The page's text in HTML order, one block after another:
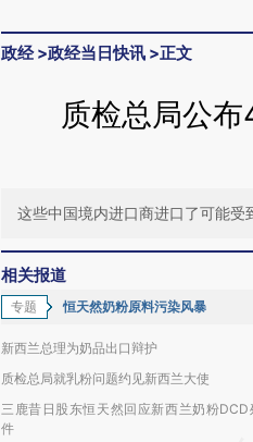
政经>政经当日快讯 >正文
质检总局公
这些中国境内进口商进口了可能
相关报道
专题 恒天然奶粉原料污染风暴
新西兰总理为奶品出口辩护
质检总局就乳粉问题约见新西兰大使
三鹿昔日股东恒天然回应新西兰奶粉DCD
件